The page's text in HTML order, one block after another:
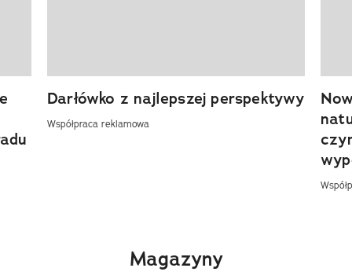
Darłówko z najlepszej perspektywy
Współpraca reklamowa
Magazyny